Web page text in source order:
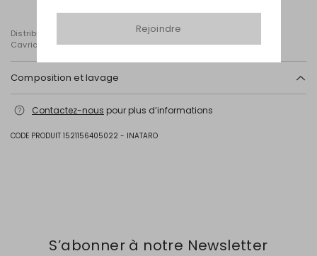
Distribué par Diffusione Tessile S.r.l., dont le siège social est à
Cavriago, Reggio Emilia (Italie), Via Santi n° 8, 42025
Composition et lavage
caractéristiques environnementales
Contactez-nous pour plus d’informations
CODE PRODUIT 1521156405022 - INATARO
S’abonner à notre Newsletter
Rejoindre